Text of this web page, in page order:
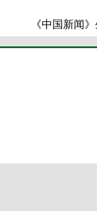
《中国新闻